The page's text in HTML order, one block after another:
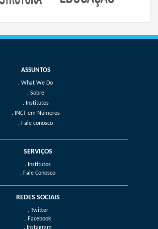
What We Do
Sobre
Institutos
INCT em Números
Fale conosco
SERVIÇOS
. Institutos
. Fale Conosco
REDES SOCIAIS
. Twitter
. Facebook
. Instagram